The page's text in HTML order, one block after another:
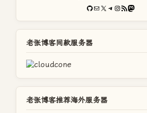
GitHub
电子邮件X Telegram
Instagram
RSS Feed
老张博客同款服务器
老张博客推荐海外服务器